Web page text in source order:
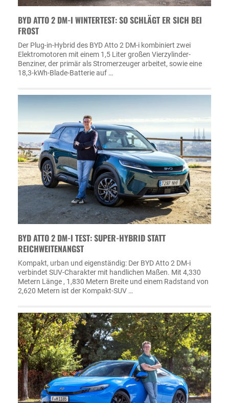
BYD ATTO 2 DM-I WINTERTEST: SO SCHLÄGT ER SICH BEI
FROST
Der Plug-in-Hybrid des BYD Atto 2 DM-i kombiniert zwei
Elektromotoren mit einem 1,5 Liter großen Vierzylinder-
Benziner, der primär als Stromerzeuger arbeitet, sowie eine
18,3-kWh-Blade-Batterie auf …
BYD ATTO 2 DM-I TEST: SUPER-HYBRID STATT
REICHWEITENANGST
Kompakt, urban und eigenständig: Der BYD Atto 2 DM-i
verbindet SUV-Charakter mit handlichen Maßen. Mit 4,330
Metern Länge , 1,830 Metern Breite und einem Radstand von
2,620 Metern ist der Kompakt-SUV …